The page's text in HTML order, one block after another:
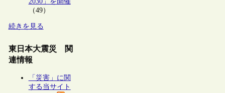
（49）
続きを見る
東日本大震災 関
連情報
「災害」に関
する当サイト